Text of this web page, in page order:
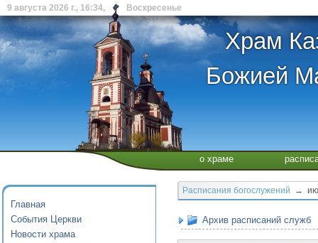
9 августа 2026 г., 16:34, Воскресенье
Храм
Божией
о храме
Главная
События Церкви
Новости храма
Расписания богослужений →
Архив расписаний служб